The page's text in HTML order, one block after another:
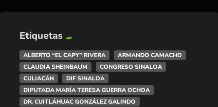
Etiquetas
ALBERTO “EL CAPY” RIVERA
ARMANDO CAMACHO
CLAUDIA SHEINBAUM
CONGRESO SINALOA
CULIACÁN
DIF SINALOA
DIPUTADA MARÍA TERESA GUERRA OCHOA
DR. CUITLÁHUAC GONZÁLEZ GALINDO